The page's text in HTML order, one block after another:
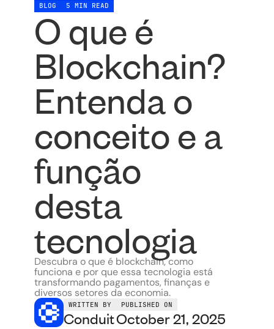
BLOG 5 MIN READ
O que é
Blockchain?
Entenda o
conceito e a
função
desta
tecnologia
Descubra o que é blockchain, como
funciona e por que essa tecnologia está
transformando pagamentos, finanças e
diversos setores da economia.
WRITTEN BY
Conduit
PUBLISHED ON
October 21, 2025